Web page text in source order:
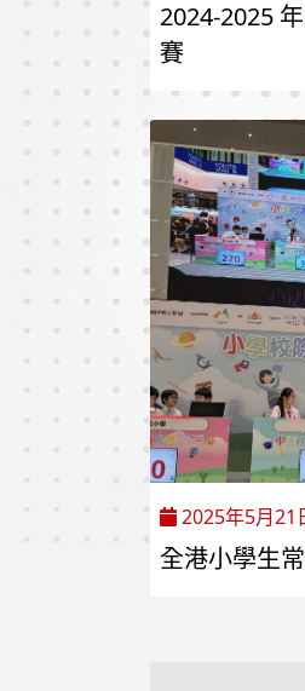
2024-2025
賽
2025年5月21
全港小學生